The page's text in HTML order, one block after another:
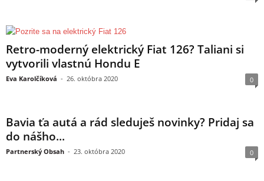
Retro-moderný elektrický Fiat 126? Taliani si
vytvorili vlastnú Hondu E
Eva Karolčíková - 26. októbra 2020 0
Bavia ťa autá a rád sleduješ novinky? Pridaj sa
do nášho...
Partnerský Obsah - 23. októbra 2020 0